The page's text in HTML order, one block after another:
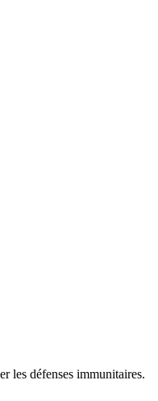
les défenses immunitaires.